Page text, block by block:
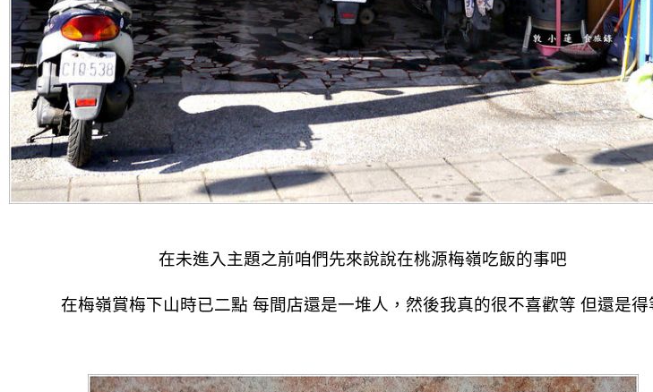
在未進入主題之前咱們先來說說在桃源梅嶺吃飯的事吧
在梅嶺賞梅下山時已二點 每間店還是一堆人， 然後我真的很不喜歡等 但還是得